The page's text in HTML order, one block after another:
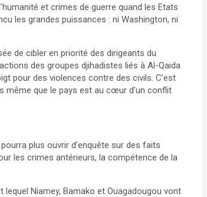
et crimes de guerre quand les Etats
les grandes puissances : ni Washington, ni
de cibler en priorité des dirigeants du
des groupes djihadistes liés à Al-Qaida
pour des violences contre des civils. C’est
même que le pays est au cœur d’un conflit
plus ouvrir d’enquête sur des faits
les crimes antérieurs, la compétence de la
Niamey, Bamako et Ouagadougou vont